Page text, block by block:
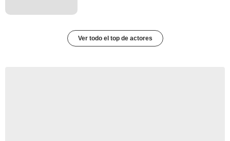
Ver todo el top de actores